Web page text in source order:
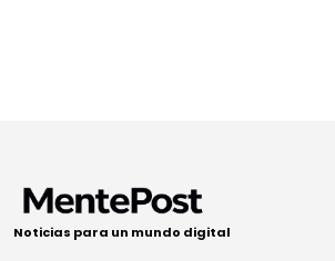
Noticias para un mundo digital